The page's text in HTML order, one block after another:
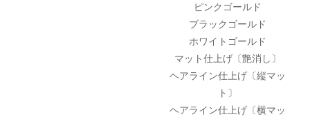
ピンクゴールド
ブラックゴールド
ホワイトゴールド
マット仕上げ〔艶消し〕
ヘアライン仕上げ〔縦マッ
ト〕
ヘアライン仕上げ〔横マッ